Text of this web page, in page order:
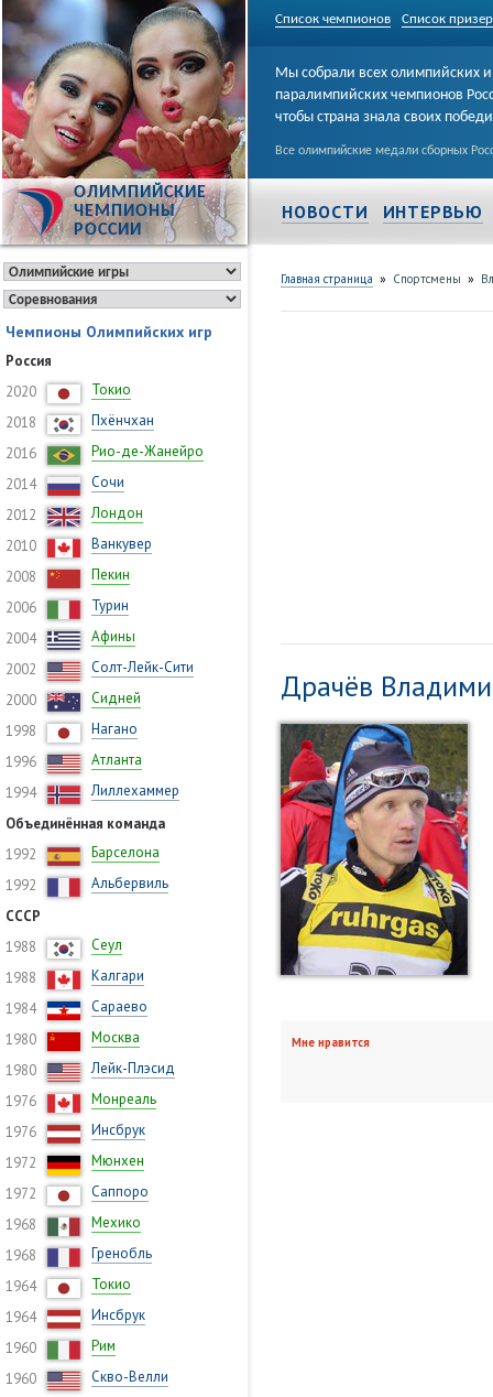
Список чемпионов Список
ОЛИМПИЙСКИЕ
ЧЕМПИОНЫ
РОССИИ
Мы собрали всех олимпийских и
паралимпийских чемпионов
чтобы страна знала своих
Все олимпийские медали сборных
НОВОСТИ ИНТЕРВЬЮ
Чемпионы Олимпийских игр
Россия
2020
Токио
2018
Пхёнчхан
2016
Рио-де-Жанейро
2014
Сочи
2012
Лондон
2010
Ванкувер
2008
Пекин
2006
Турин
2004
Афины
2002
Солт-Лейк-Сити
2000
Сидней
1998
Нагано
1996
Атланта
1994
Лиллехаммер
Объединённая команда
1992
Барселона
1992
Альбервиль
СССР
1988
Сеул
1988
Калгари
1984
Сараево
1980
Москва
1980
Лейк-Плэсид
1976
Монреаль
1976
Инсбрук
1972
Мюнхен
1972
Саппоро
1968
Мехико
1968
Гренобль
1964
Токио
1964
Инсбрук
1960
Рим
1960
Скво-Велли
Главная страница » Спортсмены »
Драчёв
Мне нравится